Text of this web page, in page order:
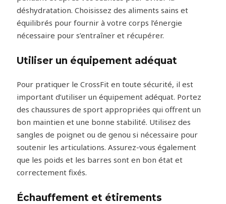
déshydratation. Choisissez des aliments sains et
équilibrés pour fournir à votre corps l’énergie
nécessaire pour s’entraîner et récupérer.
Utiliser un équipement adéquat
Pour pratiquer le CrossFit en toute sécurité, il est
important d’utiliser un équipement adéquat. Portez
des chaussures de sport appropriées qui offrent un
bon maintien et une bonne stabilité. Utilisez des
sangles de poignet ou de genou si nécessaire pour
soutenir les articulations. Assurez-vous également
que les poids et les barres sont en bon état et
correctement fixés.
Échauffement et étirements